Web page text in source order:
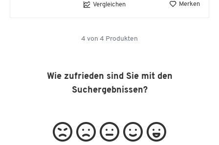
Vergleichen Merken
4 von 4 Produkten
Wie zufrieden sind Sie mit den
Suchergebnissen?